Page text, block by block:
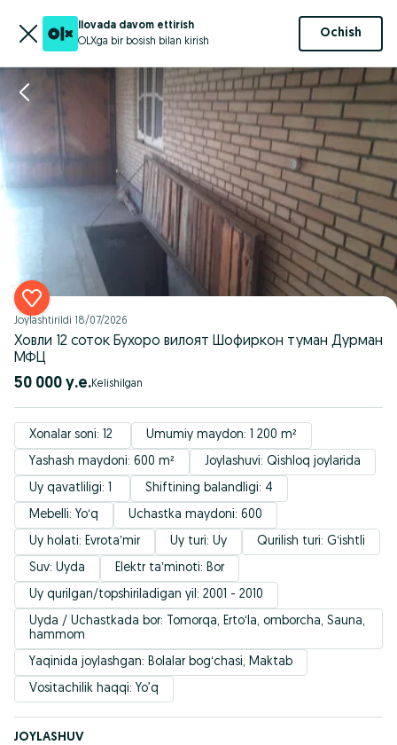
Ilovada davom ettirish
OLXga bir bosish bilan kirish
Ochish
Joylashtirildi 18/07/2026
Ховли 12 соток Бухоро вилоят Шофиркон туман Дурман
МФЦ
50 000 у.е.
Xonalar soni: 12
Umumiy maydon: 1 200 m²
Yashash maydoni: 600 m²
Joylashuvi: Qishloq joylarida
Uy qavatliligi: 1
Shiftining balandligi: 4
Mebelli: Yoʻq
Uchastka maydoni: 600
Uy holati: Evrotaʼmir
Uy turi: Uy
Qurilish turi: Gʻishtli
Suv: Uyda
Elektr taʼminoti: Bor
Uy qurilgan/topshiriladigan yil: 2001 - 2010
Uyda / Uchastkada bor: Tomorqa, Ertoʻla, omborcha, Sauna,
hammom
Yaqinida joylashgan: Bolalar bogʻchasi, Maktab
Vositachilik haqqi: Yo’q
JOYLASHUV